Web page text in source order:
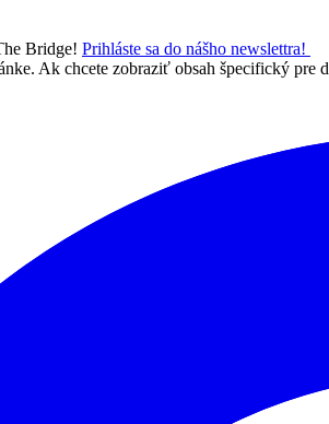
Bridge! Prihláste sa do nášho newslettra!
Ak chcete zobraziť obsah špecifický